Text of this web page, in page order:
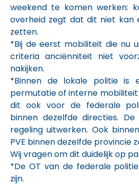
weekend te komen werken:
overheid zegt dat dit niet kan
zetten.
*Bij de eerst mobiliteit die nu
criteria anciënniteit niet
nakijken.
*Binnen de lokale politie is
permutatie of interne mobiliteit
dit ook voor de federale
binnen dezelfde directies.
regeling uitwerken. Ook
PVE binnen dezelfde provincie
Wij vragen om dit duidelijk op
*De OT van de federale
zijn.